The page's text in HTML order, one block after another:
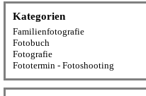
Kategorien
Familienfotografie
Fotobuch
Fotografie
Fototermin - Fotoshooting